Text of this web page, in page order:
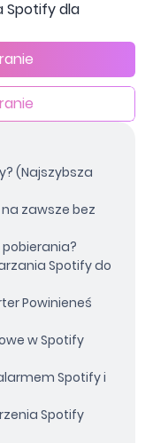
Spotify dla
(Najszybsza
zawsze bez
Spotify do
Powinieneś
w Spotify
Spotify i
Spotify